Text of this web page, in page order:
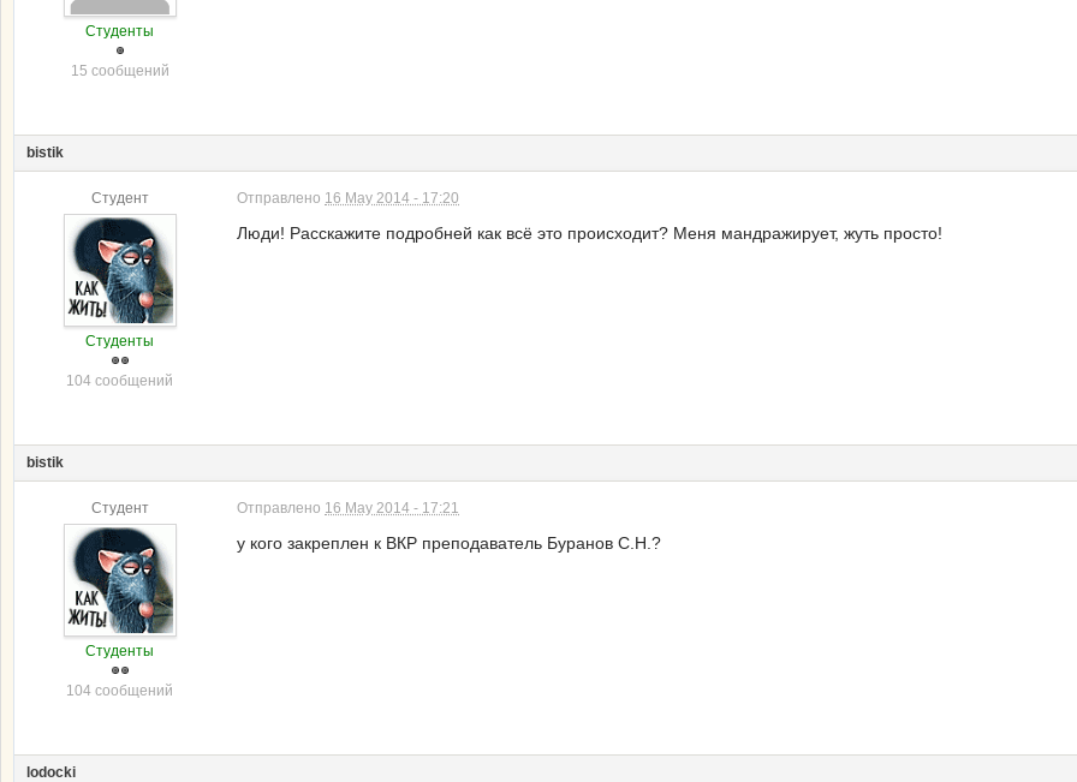
Студенты
15 сообщений
bistik
Студент
Студенты
104 сообщений
Отправлено 16 May 2014 - 17:20
Люди! Расскажите подробней как всё это происходит? Меня мандражирует, жуть просто!
bistik
Студент
Студенты
104 сообщений
Отправлено 16 May 2014 - 17:21
у кого закреплен к ВКР преподаватель Буранов С.Н.?
lodocki